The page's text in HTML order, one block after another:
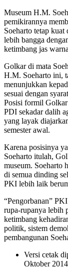
Museum H.M.
pemikirannya
Soeharto tetap kuat
lebih bangga
ketimbang jas
Golkar di mata
H.M. Soeharto ini,
menunjukkan
sesuai dengan
Posisi formil Golkar
PDI sekadar dalih
yang layak
semester awal.
Karena posisinya
Soeharto itulah,
museum. Soeharto
di semua dinding
PKI lebih laik
“Pengorbanan”
rupa-rupanya lebih
ketimbang
politik, sistem
pembangunan
Versi cetak
Oktober 2014